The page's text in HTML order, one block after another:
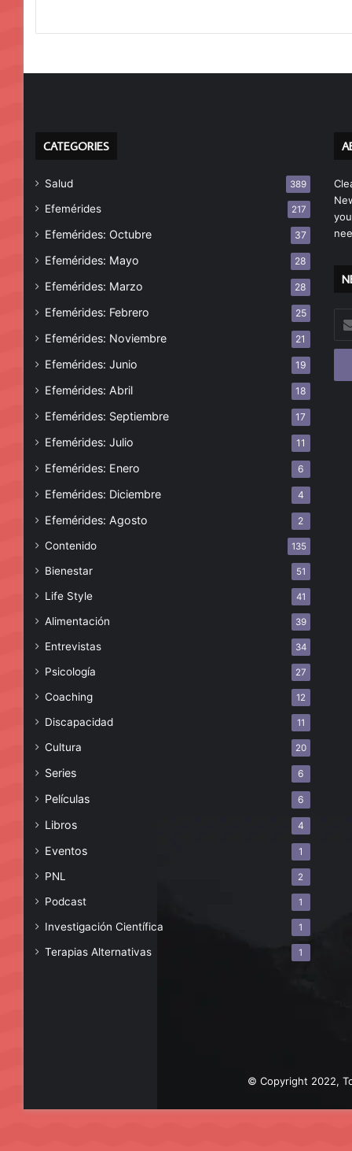
CATEGORIES
Salud 389
Efemérides 217
Efemérides: Octubre 37
Efemérides: Mayo 28
Efemérides: Marzo 28
Efemérides: Febrero 25
Efemérides: Noviembre 21
Efemérides: Junio 19
Efemérides: Abril 18
Efemérides: Septiembre 17
Efemérides: Julio 11
Efemérides: Enero 6
Efemérides: Diciembre 4
Efemérides: Agosto 2
Contenido 135
Bienestar 51
Life Style 41
Alimentación 39
Entrevistas 34
Psicología 27
Coaching 12
Discapacidad 11
Cultura 20
Series 6
Películas 6
Libros 4
Eventos 1
PNL 2
Podcast 1
Investigación Científica 1
Terapias Alternativas 1
© Copyright 2022,